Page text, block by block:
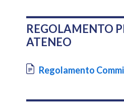
REGOLAMENTO
ATENEO
Document
Regolamento